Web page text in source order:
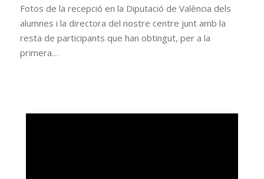
Fotos de la recepció en la Diputació de València dels
alumnes i la directora del nostre centre junt amb la
resta de participants que han obtingut, per a la
primera…